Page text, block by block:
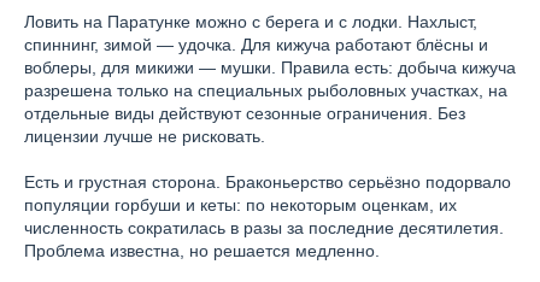
Ловить на Паратунке можно с берега и с лодки. Нахлыст,
спиннинг, зимой — удочка. Для кижуча работают блёсны и
воблеры, для микижи — мушки. Правила есть: добыча кижуча
разрешена только на специальных рыболовных участках, на
отдельные виды действуют сезонные ограничения. Без
лицензии лучше не рисковать.
Есть и грустная сторона. Браконьерство серьёзно подорвало
популяции горбуши и кеты: по некоторым оценкам, их
численность сократилась в разы за последние десятилетия.
Проблема известна, но решается медленно.